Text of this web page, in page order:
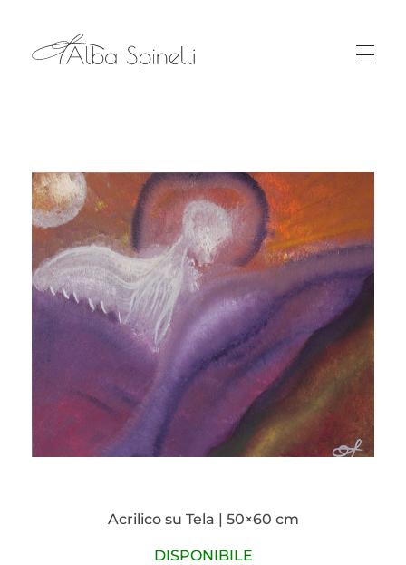
Acrilico su Tela | 50×60 cm
DISPONIBILE